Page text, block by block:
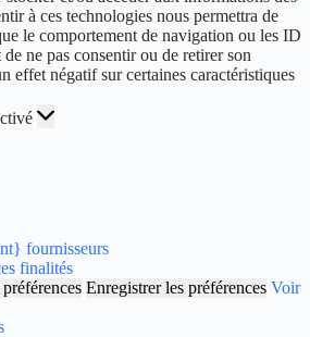
à ces technologies nous permettra de
le comportement de navigation ou les ID
ne pas consentir ou de retirer son
effet négatif sur certaines caractéristiques
fournisseurs
finalités
Enregistrer les préférences Voir